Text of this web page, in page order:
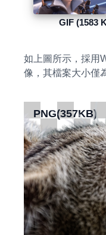
GIF (1583
如上圖所示，採用
像，其檔案大小僅
PNG(357KB)
PNG(357KB)